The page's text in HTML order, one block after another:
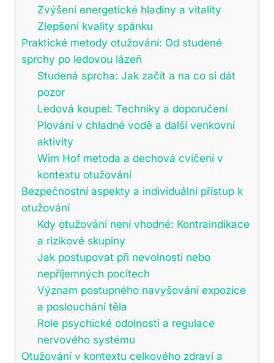
Zvýšení energetické hladiny a vitality
Zlepšení kvality spánku
Praktické metody otužování: Od studené
sprchy po ledovou lázeň
Studená sprcha: Jak začít a na co si dát
pozor
Ledová koupel: Techniky a doporučení
Plování v chladné vodě a další venkovní
aktivity
Wim Hof metoda a dechová cvičení v
kontextu otužování
Bezpečnostní aspekty a individuální přístup k
otužování
Kdy otužování není vhodné: Kontraindikace
a rizikové skupiny
Jak postupovat při nevolnosti nebo
nepříjemných pocitech
Význam postupného navyšování expozice
a poslouchání těla
Role psychické odolnosti a regulace
nervového systému
Otužování v kontextu celkového zdraví a